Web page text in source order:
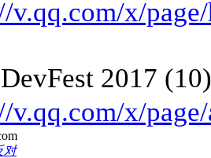
v.qq.com/x/
2017
v.qq.com/x/
对